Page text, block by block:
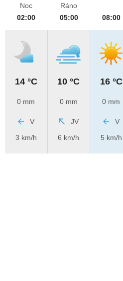
Noc
02:00
14 °C
0 mm
V
3 km/h
Ráno
05:00
10 °C
0 mm
JV
6 km/h
08:00
16 °C
0 mm
V
5 km/h